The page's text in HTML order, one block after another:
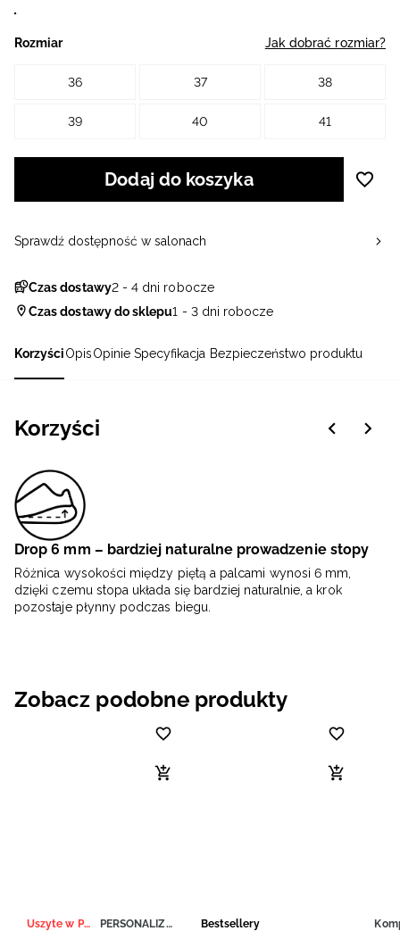
KorzyściOpisOpinie Specyfikacja Bezpieczeństwo produktu
Korzyści
Drop 6 mm – bardziej naturalne prowadzenie stopy
Różnica wysokości między piętą a palcami wynosi 6 mm,
dzięki czemu stopa układa się bardziej naturalnie, a krok
pozostaje płynny podczas biegu.
Rozmiar Jak dobrać rozmiar?
36 37 38
39 40 41
Dodaj do koszyka
Czas dostawy2 - 4 dni robocze
Czas dostawy do sklepu1 - 3 dni robocze
Sprawdź dostępność w salonach
Zobacz podobne produkty
Uszyte w Polsce PERSONALIZACJA Bestsellery